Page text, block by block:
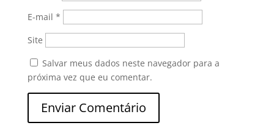
E-mail *
Site
Salvar meus dados neste navegador para a
próxima vez que eu comentar.